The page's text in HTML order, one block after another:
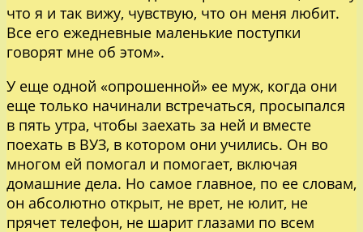
что я и так вижу, чувствую, что он меня любит.
Все его ежедневные маленькие поступки
говорят мне об этом».
У еще одной «опрошенной» ее муж, когда они
еще только начинали встречаться, просыпался
в пять утра, чтобы заехать за ней и вместе
поехать в ВУЗ, в котором они учились. Он во
многом ей помогал и помогает, включая
домашние дела. Но самое главное, по ее словам,
он абсолютно открыт, не врет, не юлит, не
прячет телефон, не шарит глазами по всем